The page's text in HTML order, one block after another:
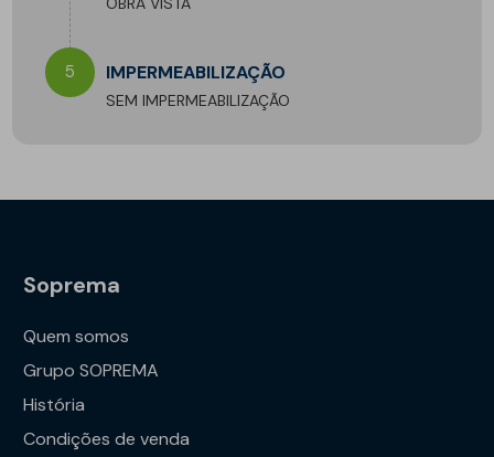
5 IMPERMEABILIZAÇÃO
SEM IMPERMEABILIZAÇÃO
Soprema
Quem somos
Grupo SOPREMA
História
Condições de venda